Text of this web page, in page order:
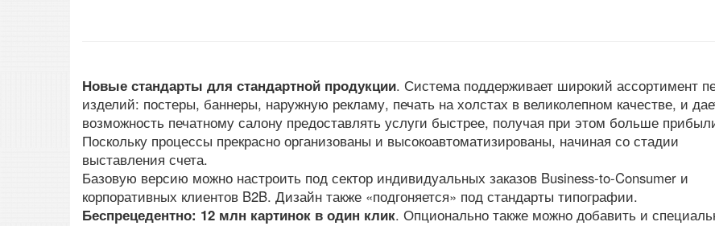
Новые стандарты для стандартной продукции. Система поддерживает широкий ассортимент
изделий: постеры, баннеры, наружную рекламу, печать на холстах в великолепном качестве, и
возможность печатному салону предоставлять услуги быстрее, получая при этом больше
Поскольку процессы прекрасно организованы и высокоавтоматизированы, начиная со стадии
выставления счета.
Базовую версию можно настроить под сектор индивидуальных заказов Business-to-Consumer и
корпоративных клиентов B2B. Дизайн также «подгоняется» под стандарты типографии.
Беспрецедентно: 12 млн картинок в один клик. Опционально также можно добавить и